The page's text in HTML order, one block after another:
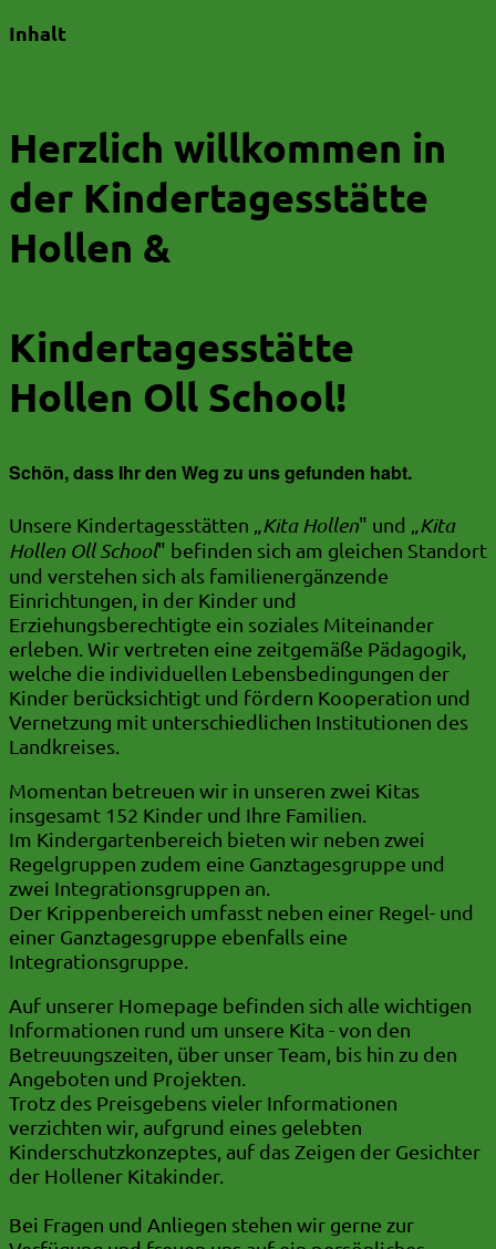
Inhalt
Herzlich willkommen in
der Kindertagesstätte
Hollen &
Kindertagesstätte
Hollen Oll School!
Schön, dass Ihr den Weg zu uns gefunden habt.
Unsere Kindertagesstätten „ Kita Hollen" und „ Kita
Hollen Oll School" befinden sich am gleichen Standort
und verstehen sich als familienergänzende
Einrichtungen, in der Kinder und
Erziehungsberechtigte ein soziales Miteinander
erleben. Wir vertreten eine zeitgemäße Pädagogik,
welche die individuellen Lebensbedingungen der
Kinder berücksichtigt und fördern Kooperation und
Vernetzung mit unterschiedlichen Institutionen des
Landkreises.
Momentan betreuen wir in unseren zwei Kitas
insgesamt 152 Kinder und Ihre Familien.
Im Kindergartenbereich bieten wir neben zwei
Regelgruppen zudem eine Ganztagesgruppe und
zwei Integrationsgruppen an.
Der Krippenbereich umfasst neben einer Regel- und
einer Ganztagesgruppe ebenfalls eine
Integrationsgruppe.
Auf unserer Homepage befinden sich alle wichtigen
Informationen rund um unsere Kita - von den
Betreuungszeiten, über unser Team, bis hin zu den
Angeboten und Projekten.
Trotz des Preisgebens vieler Informationen
verzichten wir, aufgrund eines gelebten
Kinderschutzkonzeptes, auf das Zeigen der Gesichter
der Hollener Kitakinder.
Bei Fragen und Anliegen stehen wir gerne zur